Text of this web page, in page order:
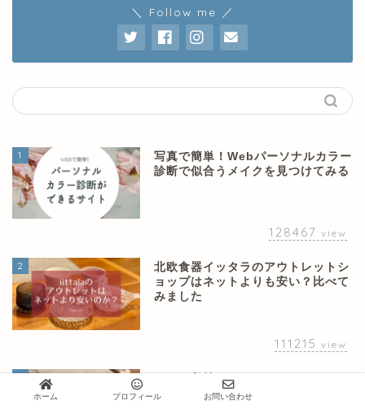
＼ Follow me ／
1
写真で簡単！Webパーソナルカラー
診断で似合うメイクを見つけてみる
128467 view
2
北欧食器イッタラのアウトレットシ
ョップはネットよりも安い？比べて
みました
111215 view
3
ベンチ収納DIY！コッフェルベンチ
が欲しいけど高かったので作ってみ
ホーム プロフィール お問い合わせ